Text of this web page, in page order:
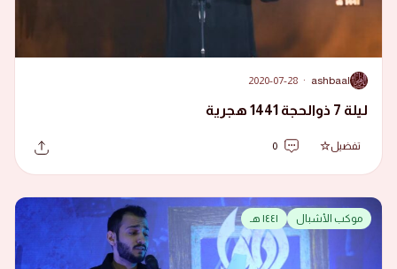
A
ashbaal
·
2020-07-28
ليلة 7 ذوالحجة 1441 هجرية
تفضيل 0
موكب الأشبال ١٤٤١ هـ